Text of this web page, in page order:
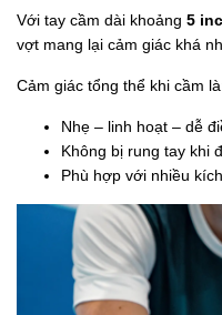
Với tay cầm dài khoảng 5
vợt mang lại cảm giác khá
Cảm giác tổng thể khi cầm
Nhẹ – linh hoạt – dễ
Không bị rung tay khi
Phù hợp với nhiều